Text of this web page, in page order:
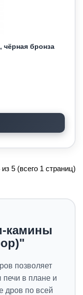
чёрная бронза
5 (всего 1 страниц)
камины
позволяет
печи в плане и
дров по всей